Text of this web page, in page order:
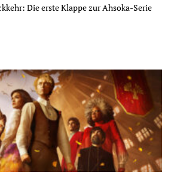
Die erste Klappe zur Ahsoka-Serie